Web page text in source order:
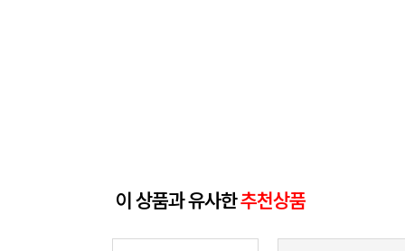
이 상품과 유사한추천상품